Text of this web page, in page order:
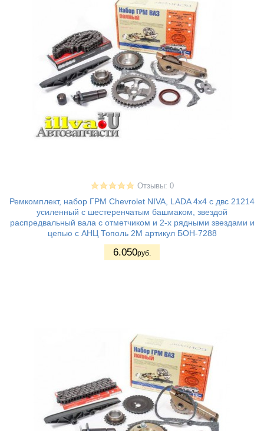
Отзывы: 0
Ремкомплект, набор ГРМ Chevrolet NIVA, LADA 4х4 с двс 21214
усиленный с шестеренчатым башмаком, звездой
распредвальный вала с отметчиком и 2-х рядными звездами и
цепью с АНЦ Тополь 2М артикул БОН-7288
6.050руб.